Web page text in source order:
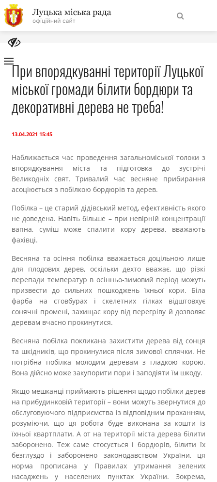
На
головну
Навігація
сайту
Про місто
Міська влада
Бюджет
Публічна інформація
Прозорість влади
При впорядкуванні території Луцької
міської громади білити бордюри та
декоративні дерева не треба!
13.04.2021 15:45
Наближається час проведення загальноміської толоки з
впорядкування міста та підготовка до зустрічі
Великодніх свят. Тривалий час весняне прибирання
асоціюється з побілкою бордюрів та дерев.
Побілка – це старий дідівський метод, ефективність якого
не доведена. Навіть більше – при невірній концентрації
вапна, суміш може спалити кору дерева, вважають
фахівці.
Весняна та осіння побілка вважається доцільною лише
для плодових дерев, оскільки дехто вважає, що різкі
перепади температур в осінньо-зимовий період можуть
призвести до сильних пошкоджень їхньої кори. Біла
фарба на стовбурах і скелетних гілках відштовхує
сонячні промені, захищає кору від перегріву й дозволяє
деревам вчасно прокинутися.
Весняна побілка покликана захистити дерева від сонця
та шкідників, що прокинулися після зимової сплячки. Не
потрібна побілка молодим деревам з гладкою корою.
Вона дійсно може закупорити пори і заподіяти їм шкоду.
Якщо мешканці приймають рішення щодо побілки дерев
на прибудинковій території – вони можуть звернутися до
обслуговуючого підприємства із відповідним проханням,
розуміючи, що ця робота буде виконана за кошти із
їхньої квартплати. А от на території міста дерева білити
заборонено. Теж саме стосується і бордюрів, білити їх
безглуздо і заборонено законодавством України, ця
норма прописана у Правилах утримання зелених
насаджень у населених пунктах України. Зокрема,